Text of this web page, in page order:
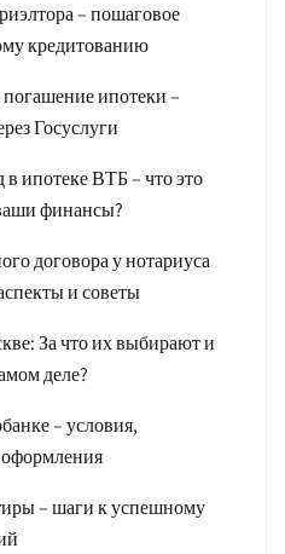
– пошаговое
кредитованию
ипотеки –
Госуслуги
ипотеке ВТБ – что это
финансы?
договора у нотариуса
и советы
За что их выбирают и
деле?
– условия,
– шаги к успешному